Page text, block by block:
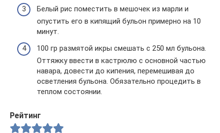
Белый рис поместить в мешочек из марли и
опустить его в кипящий бульон примерно на 10
минут.
100 гр размятой икры смешать с 250 мл бульона.
Оттяжку ввести в кастрюлю с основной частью
навара, довести до кипения, перемешивая до
осветления бульона. Обязательно процедить в
теплом состоянии.
Рейтинг